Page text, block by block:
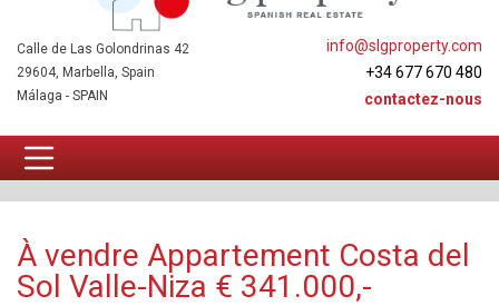
info@slgproperty.com
+34 677 670 480
contactez-nous
Calle de Las Golondrinas 42
29604, Marbella, Spain
Málaga - SPAIN
À vendre Appartement Costa del
Sol Valle-Niza € 341.000,-